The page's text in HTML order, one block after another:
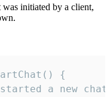
initiated by a client,
{
a new